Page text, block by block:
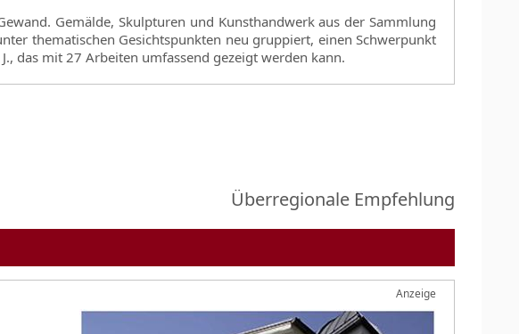
Gemälde, Skulpturen und Kunsthandwerk aus der Sammlung
thematischen Gesichtspunkten neu gruppiert, einen Schwerpunkt
das mit 27 Arbeiten umfassend gezeigt werden kann.
Überregionale Empfehlung
Anzeige